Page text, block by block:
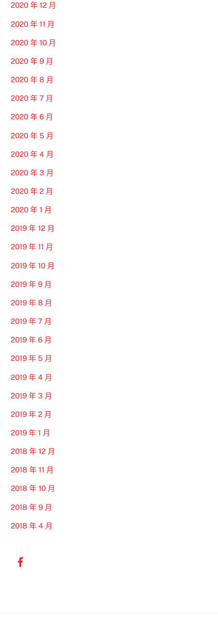
2020 年 12 月
2020 年 11 月
2020 年 10 月
2020 年 9 月
2020 年 8 月
2020 年 7 月
2020 年 6 月
2020 年 5 月
2020 年 4 月
2020 年 3 月
2020 年 2 月
2020 年 1 月
2019 年 12 月
2019 年 11 月
2019 年 10 月
2019 年 9 月
2019 年 8 月
2019 年 7 月
2019 年 6 月
2019 年 5 月
2019 年 4 月
2019 年 3 月
2019 年 2 月
2019 年 1 月
2018 年 12 月
2018 年 11 月
2018 年 10 月
2018 年 9 月
2018 年 4 月